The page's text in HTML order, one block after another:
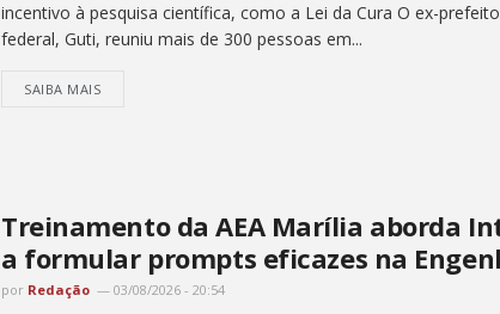
incentivo à pesquisa científica, como a Lei da Cura O ex-
federal, Guti, reuniu mais de 300 pessoas em...
SAIBA MAIS
Treinamento da AEA Marília aborda
a formular prompts eficazes na
por Redação 03/08/2026 - 20:54